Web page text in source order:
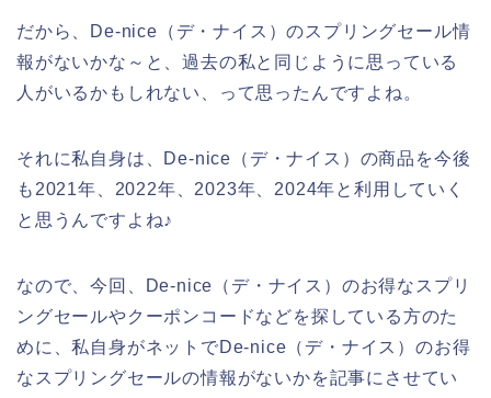
だから、De-nice（デ・ナイス）のスプリングセール情
報がないかな～と、過去の私と同じように思っている
人がいるかもしれない、って思ったんですよね。
それに私自身は、De-nice（デ・ナイス）の商品を今後
も2021年、2022年、2023年、2024年と利用していく
と思うんですよね♪
なので、今回、De-nice（デ・ナイス）のお得なスプリ
ングセールやクーポンコードなどを探している方のた
めに、私自身がネットでDe-nice（デ・ナイス）のお得
なスプリングセールの情報がないかを記事にさせてい